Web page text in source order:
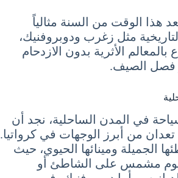
هذا الوقت من السنة مثالياً
مثل زغرب ودوبروفنيك،
الأثرية بدون الازدحام
فصل الصيف.
في المدن الساحلية، نجد أن
من أبرز الوجهات في كرواتيا.
الجميلة ومينائها الحيوي، حيث
يوم مشمس على الشاطئ أو